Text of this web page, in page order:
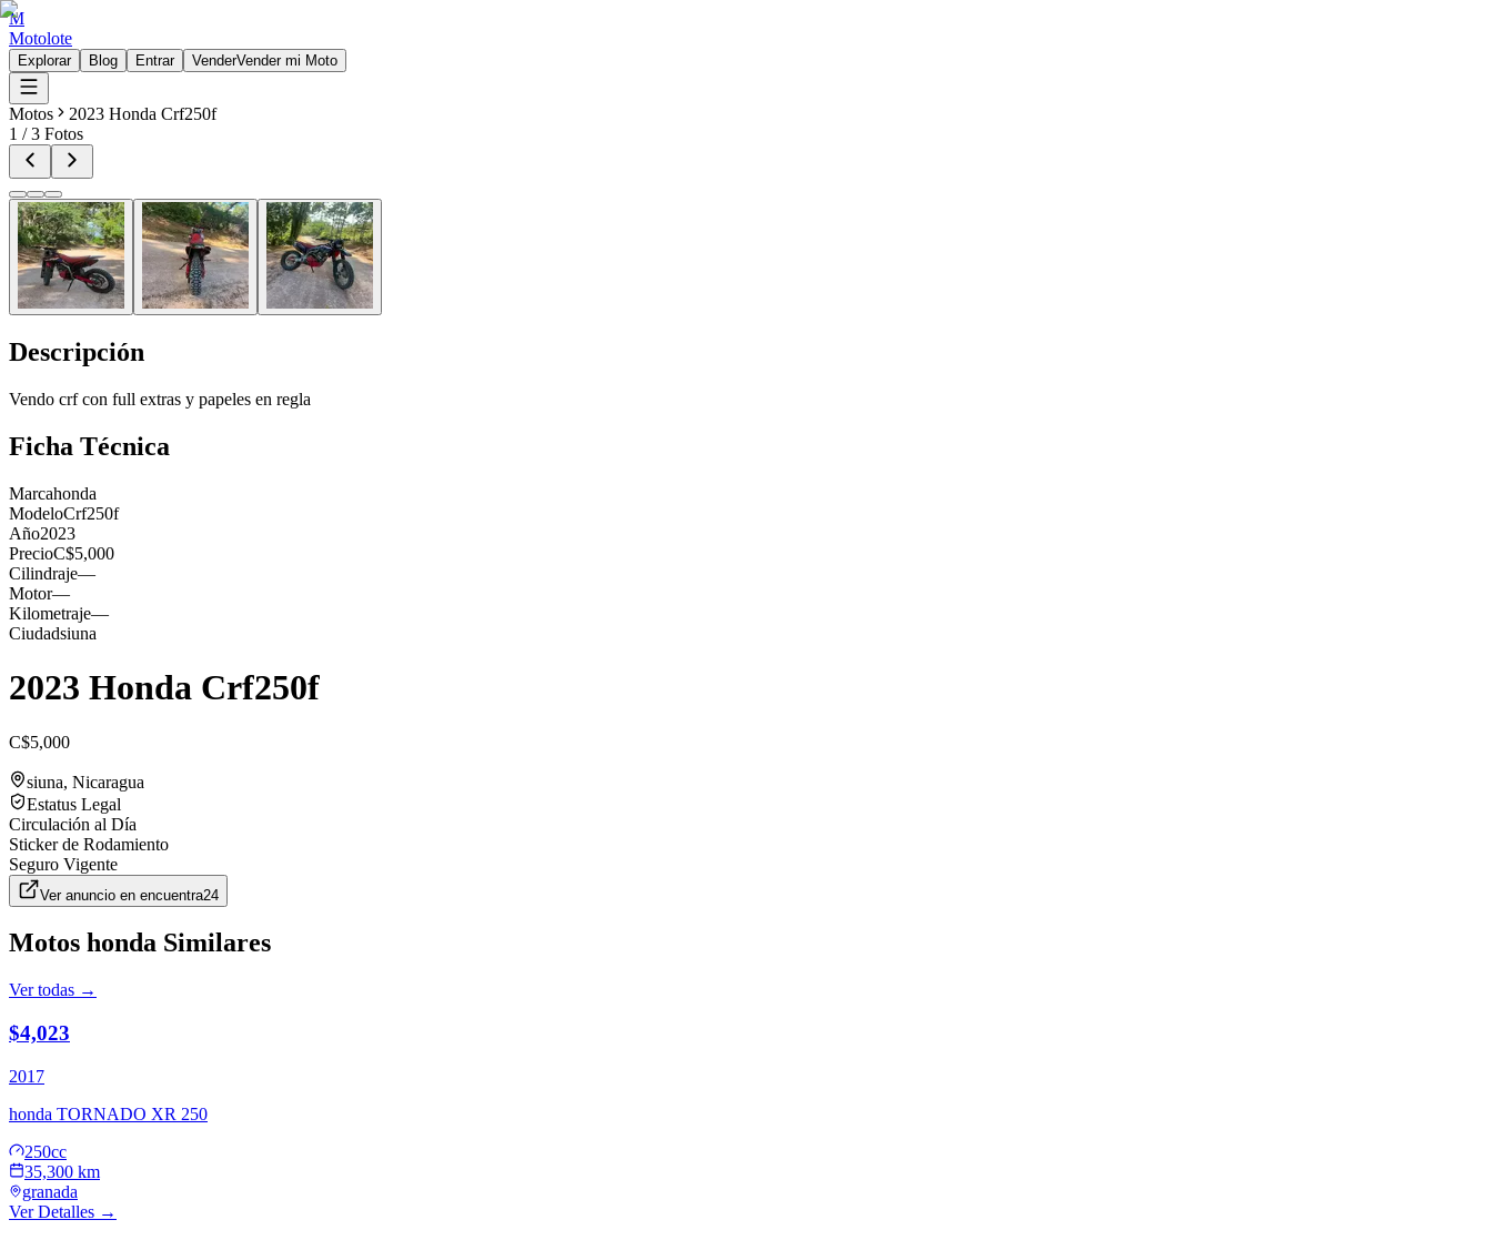
M
Motolote
Explorar Blog Entrar VenderVender mi Moto
Motos
2023 Honda Crf250f
1 /3 Fotos
Descripción
Vendo crf con full extras y papeles en regla
Ficha Técnica
Marcahonda
ModeloCrf250f
Año2023
PrecioC$5,000
Cilindraje—
Motor—
Kilometraje—
Ciudadsiuna
2023 Honda Crf250f
C$5,000
siuna, Nicaragua
Estatus Legal
Circulación al Día
Sticker de Rodamiento
Seguro Vigente
Ver anuncio en encuentra24
Motos honda Similares
Ver todas →
$4,023
2017
honda TORNADO XR 250
250cc
35,300 km
granada
Ver Detalles →